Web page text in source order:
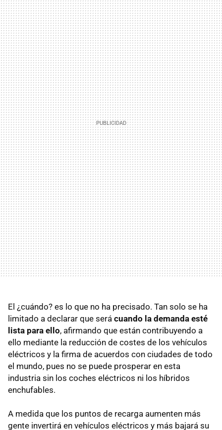
El ¿cuándo? es lo que no ha precisado. Tan solo se ha
limitado a declarar que será cuando la demanda esté
lista para ello, afirmando que están contribuyendo a
ello mediante la reducción de costes de los vehículos
eléctricos y la firma de acuerdos con ciudades de todo
el mundo, pues no se puede prosperar en esta
industria sin los coches eléctricos ni los híbridos
enchufables.
A medida que los puntos de recarga aumenten más
gente invertirá en vehículos eléctricos y más bajará su